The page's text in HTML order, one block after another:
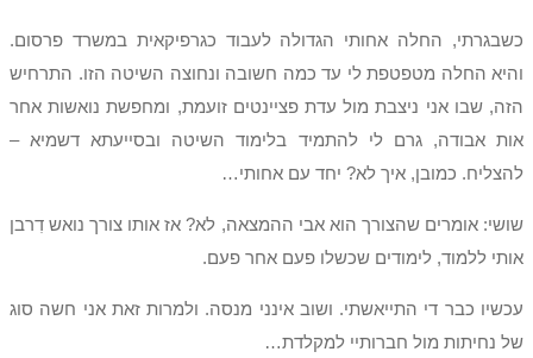
כשבגרתי, החלה אחותי הגדולה לעבוד כגרפיקאית במשרד פרסום.
והיא החלה מטפטפת לי עד כמה חשובה ונחוצה השיטה הזו. התרחיש
הזה, שבו אני ניצבת מול עדת פציינטים זועמת, ומחפשת נואשות אחר
אות אבודה, גרם לי להתמיד בלימוד השיטה ובסייעתא דשמיא –
להצליח. כמובן, איך לא? יחד עם אחותי…
שושי: אומרים שהצורך הוא אבי ההמצאה, לא? אז אותו צורך נואש דִרבן
אותי ללמוד, לימודים שכשלו פעם אחר פעם.
עכשיו כבר די התייאשתי. ושוב אינני מנסה. ולמרות זאת אני חשה סוג
של נחיתות מול חברותיי למקלדת…